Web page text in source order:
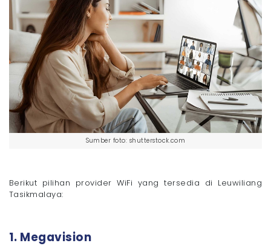
Sumber foto: shutterstock.com
Berikut pilihan provider WiFi yang tersedia di Leuwiliang
Tasikmalaya:
1. Megavision